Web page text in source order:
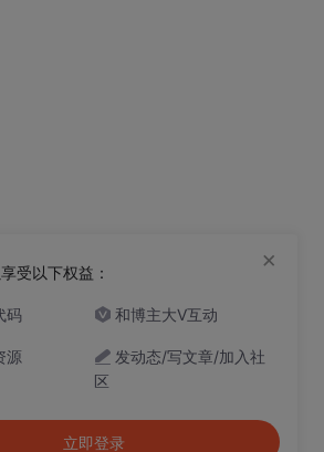
受以下权益：
码 和博主大V互动
源
发动态/写文章/加入社
区
×
立即登录